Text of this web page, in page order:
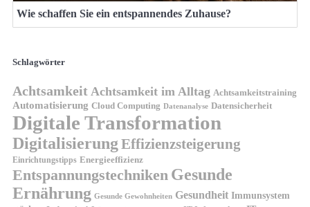
Wie schaffen Sie ein entspannendes Zuhause?
Schlagwörter
Achtsamkeit Achtsamkeit im Alltag Achtsamkeitstraining
Automatisierung Cloud Computing Datenanalyse Datensicherheit
Digitale Transformation
Digitalisierung Effizienzsteigerung
Einrichtungstipps Energieeffizienz
Entspannungstechniken Gesunde
Ernährung Gesunde Gewohnheiten Gesundheit Immunsystem